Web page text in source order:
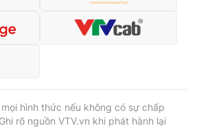
hình thức nếu không có sự chấp
rõ nguồn VTV.vn khi phát hành lại